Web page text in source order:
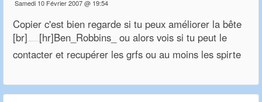
Samedi 10 Février 2007 @ 19:54
Copier c'est bien regarde si tu peux améliorer la bête
[br]
[hr]Ben_Robbins_ ou alors vois si tu peut le
contacter et recupérer les grfs ou au moins les spirte